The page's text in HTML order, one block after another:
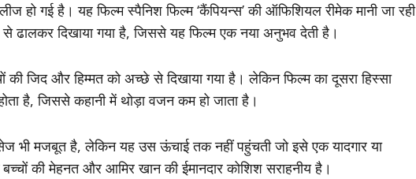
हो गई है। यह फिल्म स्पैनिश फिल्म ‘कैंपियन्स’ की ऑफिशियल रीमेक मानी जा रही
से ढालकर दिखाया गया है, जिससे यह फिल्म एक नया अनुभव देती है।
जिद और हिम्मत को अच्छे से दिखाया गया है। लेकिन फिल्म का दूसरा हिस्सा
है, जिससे कहानी में थोड़ा वजन कम हो जाता है।
भी मजबूत है, लेकिन यह उस ऊंचाई तक नहीं पहुंचती जो इसे एक यादगार या
की मेहनत और आमिर खान की ईमानदार कोशिश सराहनीय है।